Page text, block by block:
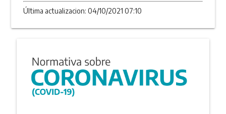
Última actualizacion: 04/10/2021 07:10